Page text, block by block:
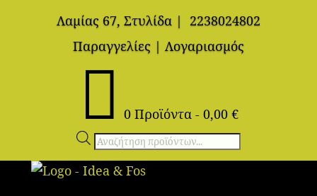
Λαμίας 67, Στυλίδα |
2238024802
Παραγγελίες | Λογαριασμός
 0 Προϊόντα - 0,00 €
Αναζήτηση
προϊόντων